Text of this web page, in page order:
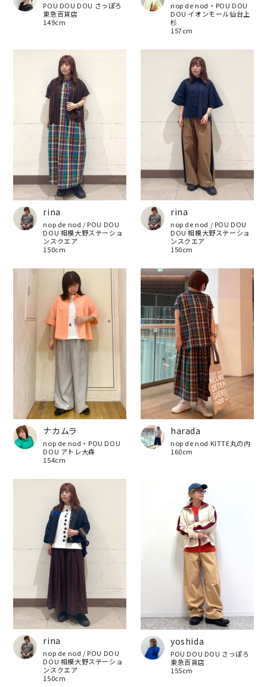
POU DOU DOU さっぽろ
東急百貨店
149cm
nop de nod・POU DOU
DOU イオンモール仙台上
杉
157cm
rina
nop de nod / POU DOU
DOU 相模大野ステーショ
ンスクエア
150cm
rina
nop de nod / POU DOU
DOU 相模大野ステーショ
ンスクエア
150cm
ナカムラ
nop de nod・POU DOU
DOU アトレ大森
154cm
harada
nop de nod KITTE丸の内
160cm
rina
nop de nod / POU DOU
DOU 相模大野ステーショ
ンスクエア
150cm
yoshida
POU DOU DOU さっぽろ
東急百貨店
155cm